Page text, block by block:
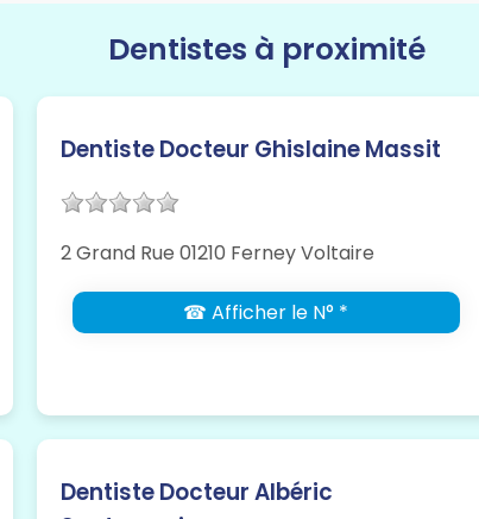
Dentistes à proximité
Dentiste Docteur Ghislaine Massit
2 Grand Rue 01210 Ferney Voltaire
☎ Afficher le N° *
Dentiste Docteur Albéric